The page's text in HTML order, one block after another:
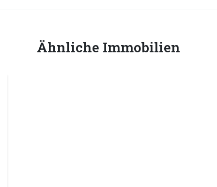
Ähnliche Immobilien